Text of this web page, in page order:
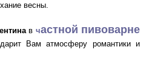
весны.
в частной пивоварне
Вам атмосферу романтики и